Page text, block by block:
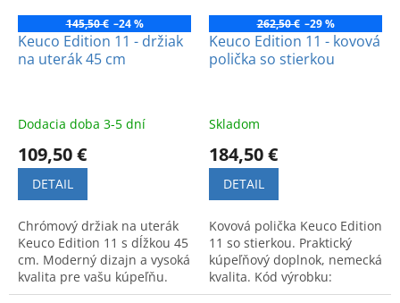
145,50 € –24 %
Keuco Edition 11 - držiak
na uterák 45 cm
Dodacia doba 3-5 dní
109,50 €
DETAIL
Chrómový držiak na uterák
Keuco Edition 11 s dĺžkou 45
cm. Moderný dizajn a vysoká
kvalita pre vašu kúpeľňu.
Kód produktu: 11120010000.
262,50 € –29 %
Keuco Edition 11 - kovová
polička so stierkou
Skladom
184,50 €
DETAIL
Kovová polička Keuco Edition
11 so stierkou. Praktický
kúpeľňový doplnok, nemecká
kvalita. Kód výrobku:
11159010000.